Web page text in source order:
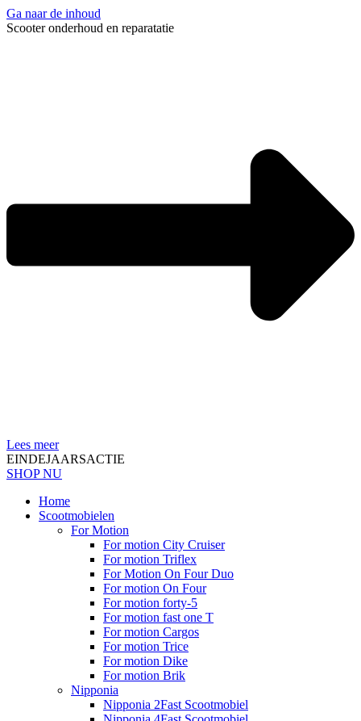
Ga naar de inhoud
Scooter onderhoud en reparatatie
Lees meer
EINDEJAARSACTIE
SHOP NU
Home
Scootmobielen
For Motion
For motion City Cruiser
For motion Triflex
For Motion On Four Duo
For motion On Four
For motion forty-5
For motion fast one T
For motion Cargos
For motion Trice
For motion Dike
For motion Brik
Nipponia
Nipponia 2Fast Scootmobiel